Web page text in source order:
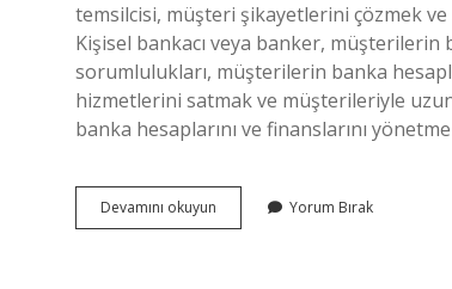
temsilcisi, müşteri şikayetlerini çözmek ve
Kişisel bankacı veya banker, müşterilerin
sorumlulukları, müşterilerin banka
hizmetlerini satmak ve müşterileriyle
banka hesaplarını ve finanslarını
Devamını okuyun Bireysel
Müşteri
Yorum Bırak